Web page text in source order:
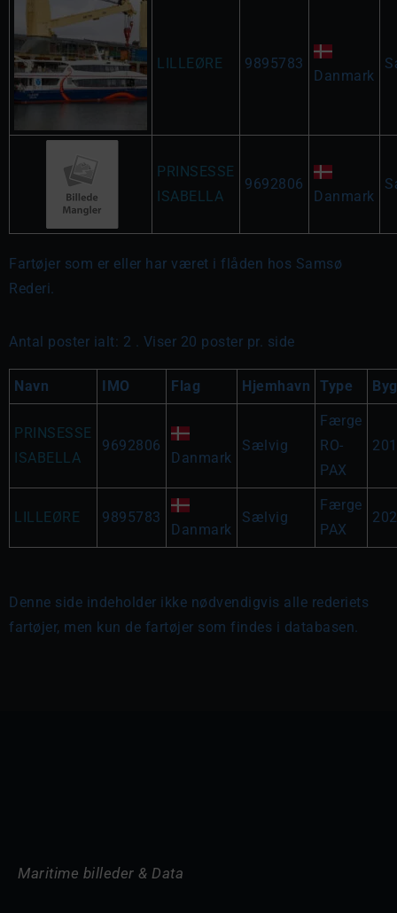
LILLEØRE 9895783
Danmark
PRINSESSE
ISABELLA
9692806
Danmark
Fartøjer som er eller har været i flåden hos Samsø
Rederi.
Antal poster ialt: 2 . Viser 20 poster pr. side
Navn IMO Flag Hjemhavn Type
PRINSESSE
ISABELLA
9692806
Danmark
Sælvig
Færge
RO-
PAX
LILLEØRE 9895783
Danmark
Sælvig
Færge
PAX
Denne side indeholder ikke nødvendigvis alle rederiets
fartøjer, men kun de fartøjer som findes i databasen.
Maritime billeder & Data